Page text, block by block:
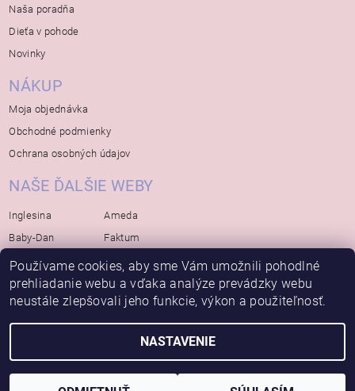
Naša poradňa
Dieťa v pohode
Novinky
NÁKUP
Moja objednávka
Obchodné podmienky
Ochrana osobných údajov
NAŠE ĎALŠIE WEBY
Inglesina
Baby-Dan
Rialto
Bébé-Jou
Avova
Ameda
Faktum
Koelstra
Bambino-Mio
2026 © Bábätko, všetky práva vyhradené
Používame cookies, aby sme Vám umožnili pohodlné
prehliadanie webu a vďaka analýze prevádzky webu
neustále zlepšovali jeho funkcie, výkon a použiteľnosť.
NASTAVENIE